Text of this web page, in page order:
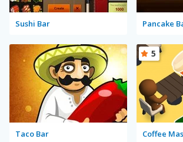
Sushi Bar Pancake
Taco Bar Coffee
5